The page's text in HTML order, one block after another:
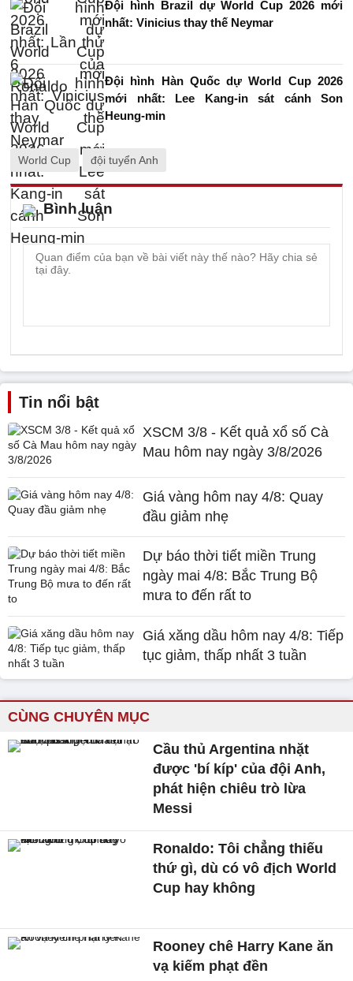
Đội hình Brazil dự World Cup 2026 mới
nhất: Vinicius thay thế Neymar
Đội hình Hàn Quốc dự World Cup 2026
mới nhất: Lee Kang-in sát cánh Son
Heung-min
World Cup đội tuyển Anh
Bình luận
Tin nổi bật
XSCM 3/8 - Kết quả xổ số Cà
Mau hôm nay ngày 3/8/2026
Giá vàng hôm nay 4/8: Quay
đầu giảm nhẹ
Dự báo thời tiết miền Trung
ngày mai 4/8: Bắc Trung Bộ
mưa to đến rất to
Giá xăng dầu hôm nay 4/8: Tiếp
tục giảm, thấp nhất 3 tuần
CÙNG CHUYÊN MỤC
Cầu thủ Argentina nhặt
được 'bí kíp' của đội Anh,
phát hiện chiêu trò lừa
Messi
Ronaldo: Tôi chẳng thiếu
thứ gì, dù có vô địch World
Cup hay không
Rooney chê Harry Kane ăn
vạ kiếm phạt đền